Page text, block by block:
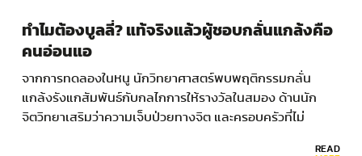
ทำไมต้องบูลลี่? แท้จริงแล้วผู้ชอบกลั่นแกล้งคือ
คนอ่อนแอ
จากการทดลองในหนู นักวิทยาศาสตร์พบพฤติกรรมกลั่น
แกล้งรังแกสัมพันธ์กับกลไกการให้รางวัลในสมอง ด้านนัก
จิตวิทยาเสริมว่าความเจ็บป่วยทางจิต และครอบครัวที่ไม่
READ